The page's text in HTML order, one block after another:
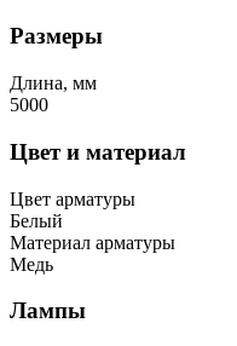
Размеры
Длина, мм
5000
Цвет и материал
Цвет арматуры
Белый
Материал арматуры
Медь
Лампы